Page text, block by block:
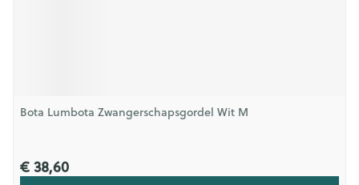
Bota Lumbota Zwangerschapsgordel Wit M
€ 38,60